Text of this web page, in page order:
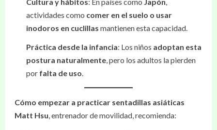
actividades como comer en el suelo o usar
inodoros en cuclillas mantienen esta capacidad.
Práctica desde la infancia: Los niños adoptan esta
postura naturalmente, pero los adultos la pierden
por falta de uso.
Cómo empezar a practicar sentadillas asiáticas
Matt Hsu, entrenador de movilidad, recomienda: